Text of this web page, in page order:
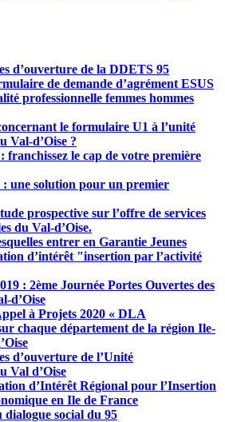
d’ouverture de la DDETS 95
de demande d’agrément ESUS
professionnelle femmes hommes
le formulaire U1 à l’unité
Val-d’Oise ?
le cap de votre première
: une solution pour un premier
prospective sur l’offre de services
du Val-d’Oise.
entrer en Garantie Jeunes
d’intérêt "insertion par l’activité
: 2ème Journée Portes Ouvertes des
d’Oise
à Projets 2020 « DLA
chaque département de la région Ile-
d’ouverture de l’Unité
Val d’Oise
d’Intérêt Régional pour l’Insertion
en Ile de France
dialogue social du 95